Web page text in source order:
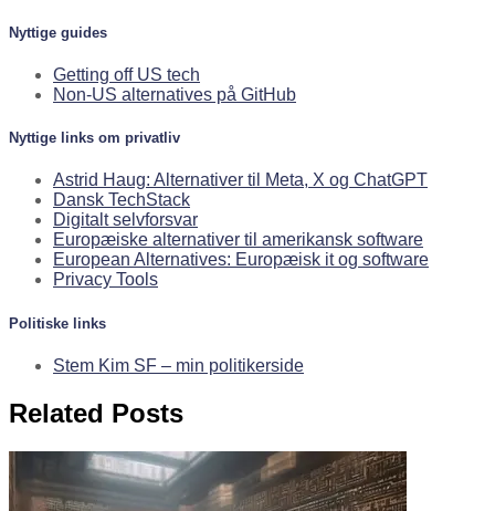
Nyttige guides
Getting off US tech
Non-US alternatives på GitHub
Nyttige links om privatliv
Astrid Haug: Alternativer til Meta, X og ChatGPT
Dansk TechStack
Digitalt selvforsvar
Europæiske alternativer til amerikansk software
European Alternatives: Europæisk it og software
Privacy Tools
Politiske links
Stem Kim SF – min politikerside
Related Posts